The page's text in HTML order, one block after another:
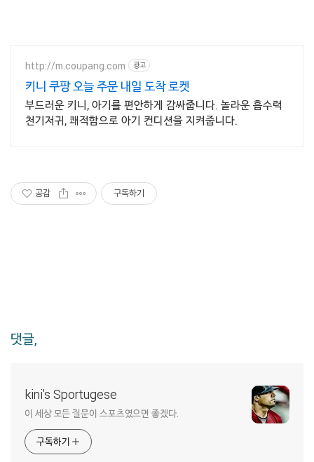
http://m.coupang.com 광고
키니 쿠팡 오늘 주문 내일 도착 로켓
부드러운 키니, 아기를 편안하게 감싸줍니다. 놀라운 흡수력
천기저귀, 쾌적함으로 아기 컨디션을 지켜줍니다.
공감 구독하기
댓글,
kini's Sportugese
이 세상 모든 질문이 스포츠였으면 좋겠다.
구독하기